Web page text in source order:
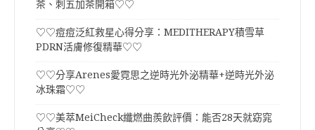
茶、刺五加茶開箱♡♡
♡♡痘痘泛紅救星心得分享：MEDITHERAPY積雪草
PDRN活膚修復精華♡♡
♡♡分享Arenes愛霓思之逆時光外泌精華+逆時光外泌
冰珠霜♡♡
♡♡美萃MeiCheck纖燃曲羨飲評價：能否28天就窈窕